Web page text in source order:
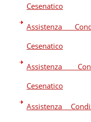
Cesenatico
Assistenza
Cesenatico
Assistenza
Cesenatico
Assistenza